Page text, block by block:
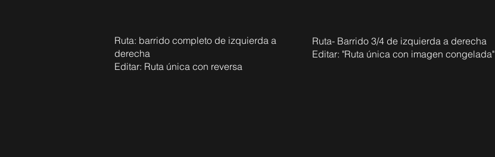
Ruta: barrido completo de izquierda a
derecha
Editar: Ruta única con reversa
Ruta- Barrido 3/4 de izquierda a derecha
Editar: "Ruta única con imagen congelada"